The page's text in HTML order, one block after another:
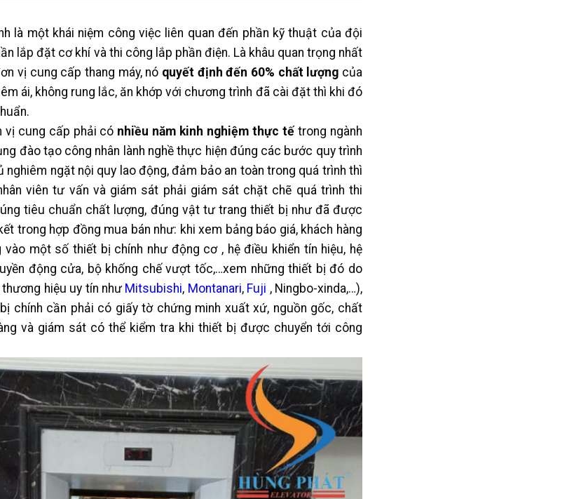
là một khái niệm công việc liên quan đến phần kỹ thuật của đội
lắp đặt cơ khí và thi công lắp phần điện. Là khâu quan trọng nhất
vị cung cấp thang máy, nó quyết định đến 60% chất lượng của
ái, không rung lắc, ăn khớp với chương trình đã cài đặt thì khi đó
vị cung cấp phải có nhiều năm kinh nghiệm thực tế trong ngành
đào tạo công nhân lành nghề thực hiện đúng các bước quy trình
nghiêm ngặt nội quy lao động, đảm bảo an toàn trong quá trình thì
viên tư vấn và giám sát phải giám sát chặt chẽ quá trình thi
tiêu chuẩn chất lượng, đúng vật tư trang thiết bị như đã được
trong hợp đồng mua bán như: khi xem bảng báo giá, khách hàng
một số thiết bị chính như động cơ , hệ điều khiển tín hiệu, hệ
động cửa, bộ khống chế vượt tốc,…xem những thiết bị đó do
hiệu uy tín như Mitsubishi, Montanari, Fuji , Ningbo-xinda,…),
chính cần phải có giấy tờ chứng minh xuất xứ, nguồn gốc, chất
và giám sát có thể kiểm tra khi thiết bị được chuyển tới công